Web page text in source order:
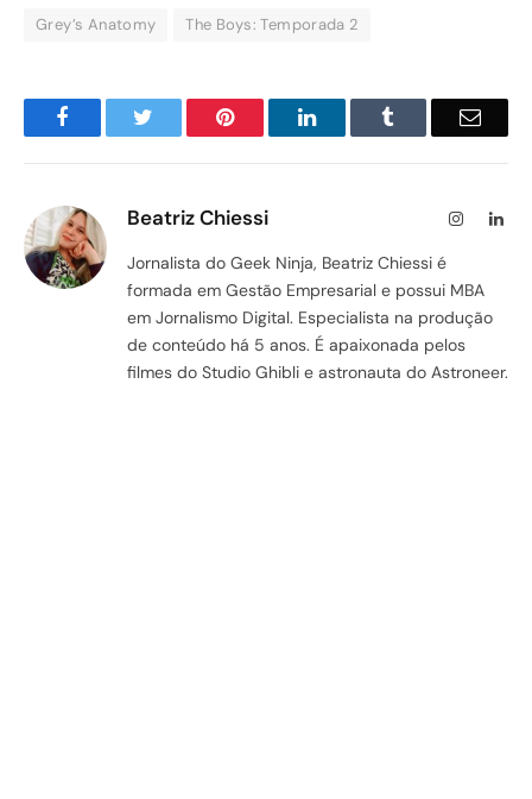
Grey’s Anatomy The Boys: Temporada 2
Facebook Pinterest LinkedIn Email
Beatriz Chiessi Instagram
Jornalista do Geek Ninja, Beatriz Chiessi é
formada em Gestão Empresarial e possui MBA
em Jornalismo Digital. Especialista na produção
de conteúdo há 5 anos. É apaixonada pelos
filmes do Studio Ghibli e astronauta do Astroneer.